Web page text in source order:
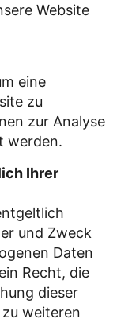
Website
eine
zu
zur Analyse
werden.
Ihrer
und Zweck
Daten
Recht, die
dieser
weiteren